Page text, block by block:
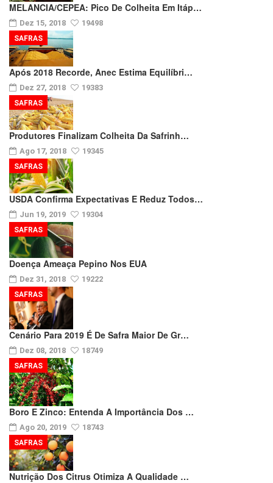
MELANCIA/CEPEA: Pico De Colheita Em Itáp…
Dez 15, 2018 19498
Após 2018 Recorde, Anec Estima Equilíbri…
Dez 27, 2018 19383
SAFRAS
Produtores Finalizam Colheita Da Safrinh…
Ago 17, 2018 19345
SAFRAS
USDA Confirma Expectativas E Reduz Todos…
Jun 19, 2019 19304
SAFRAS
Doença Ameaça Pepino Nos EUA
Dez 31, 2018 19222
SAFRAS
Cenário Para 2019 É De Safra Maior De Gr…
Dez 08, 2018 18749
SAFRAS
Boro E Zinco: Entenda A Importância Dos …
Ago 20, 2019 18743
SAFRAS
Nutrição Dos Citrus Otimiza A Qualidade …
SAFRAS